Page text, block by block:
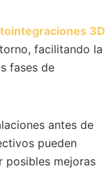
3D
facilitando la
fases de
antes de
pueden
posibles mejoras